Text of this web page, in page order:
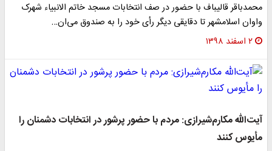
محمدباقر قالیباف با حضور در صف انتخابات مسجد خاتم الانبیاء شهرک
واوان اسلامشهر تا دقایقی دیگر رأی خود را به صندوق می‌ان…
۲ اسفند ۱۳۹۸
آیت‌الله مکارم‌شیرازی: مردم با حضور پرشور در انتخابات دشمنان را
مأیوس کنند‌